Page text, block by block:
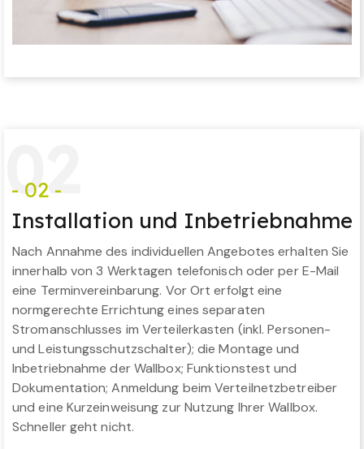
02
- 02 -
Installation und Inbetriebnahme
Nach Annahme des individuellen Angebotes erhalten Sie
innerhalb von 3 Werktagen telefonisch oder per E-Mail
eine Terminvereinbarung. Vor Ort erfolgt eine
normgerechte Errichtung eines separaten
Stromanschlusses im Verteilerkasten (inkl. Personen-
und Leistungsschutzschalter); die Montage und
Inbetriebnahme der Wallbox; Funktionstest und
Dokumentation; Anmeldung beim Verteilnetzbetreiber
und eine Kurzeinweisung zur Nutzung Ihrer Wallbox.
Schneller geht nicht.